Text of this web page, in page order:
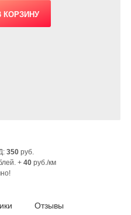
350 руб.
+ 40 руб./км
Отзывы